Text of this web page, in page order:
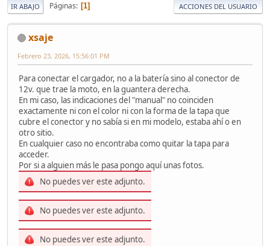
IR ABAJO Páginas 1 ACCIONES DEL USUARIO
xsaje
Febrero 23, 2026, 15:56:01 PM
Para conectar el cargador, no a la batería sino al conector de
12v. que trae la moto, en la guantera derecha.
En mi caso, las indicaciones del "manual" no coinciden
exactamente ni con el color ni con la forma de la tapa que
cubre el conector y no sabía si en mi modelo, estaba ahí o en
otro sitio.
En cualquier caso no encontraba como quitar la tapa para
acceder.
Por si a alguien más le pasa pongo aquí unas fotos.
No puedes ver este adjunto.
No puedes ver este adjunto.
No puedes ver este adjunto.